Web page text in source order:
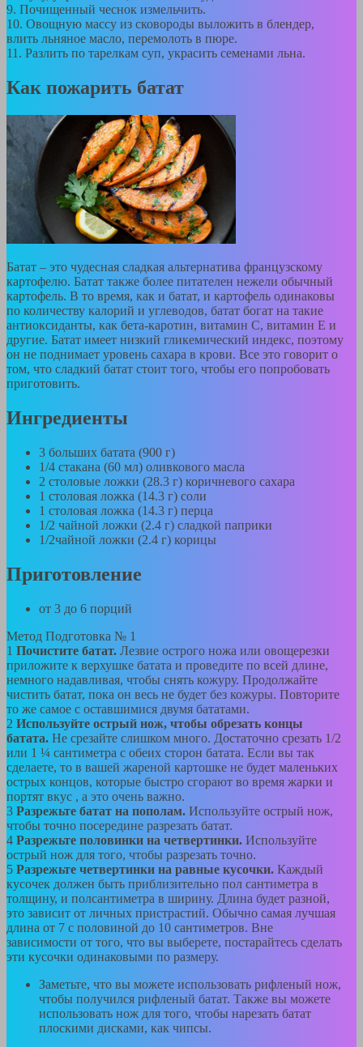
9. Почищенный чеснок измельчить.
10. Овощную массу из сковороды выложить в блендер,
влить льняное масло, перемолоть в пюре.
11. Разлить по тарелкам суп, украсить семенами льна.
Как пожарить батат
Батат – это чудесная сладкая альтернатива французскому
картофелю. Батат также более питателен нежели обычный
картофель. В то время, как и батат, и картофель одинаковы
по количеству калорий и углеводов, батат богат на такие
антиоксиданты, как бета-каротин, витамин С, витамин Е и
другие. Батат имеет низкий гликемический индекс, поэтому
он не поднимает уровень сахара в крови. Все это говорит о
том, что сладкий батат стоит того, чтобы его попробовать
приготовить.
Ингредиенты
3 больших батата (900 г)
1/4 стакана (60 мл) оливкового масла
2 столовые ложки (28.3 г) коричневого сахара
1 столовая ложка (14.3 г) соли
1 столовая ложка (14.3 г) перца
1/2 чайной ложки (2.4 г) сладкой паприки
1/2чайной ложки (2.4 г) корицы
Приготовление
от 3 до 6 порций
Метод Подготовка № 1
1 Почистите батат. Лезвие острого ножа или овощерезки
приложите к верхушке батата и проведите по всей длине,
немного надавливая, чтобы снять кожуру. Продолжайте
чистить батат, пока он весь не будет без кожуры. Повторите
то же самое с оставшимися двумя бататами.
2 Используйте острый нож, чтобы обрезать концы
батата. Не срезайте слишком много. Достаточно срезать 1/2
или 1 ¼ сантиметра с обеих сторон батата. Если вы так
сделаете, то в вашей жареной картошке не будет маленьких
острых концов, которые быстро сгорают во время жарки и
портят вкус , а это очень важно.
3 Разрежьте батат на пополам. Используйте острый нож,
чтобы точно посередине разрезать батат.
4 Разрежьте половинки на четвертинки. Используйте
острый нож для того, чтобы разрезать точно.
5 Разрежьте четвертинки на равные кусочки. Каждый
кусочек должен быть приблизительно пол сантиметра в
толщину, и полсантиметра в ширину. Длина будет разной,
это зависит от личных пристрастий. Обычно самая лучшая
длина от 7 с половиной до 10 сантиметров. Вне
зависимости от того, что вы выберете, постарайтесь сделать
эти кусочки одинаковыми по размеру.
Заметьте, что вы можете использовать рифленый нож,
чтобы получился рифленый батат. Также вы можете
использовать нож для того, чтобы нарезать батат
плоскими дисками, как чипсы.